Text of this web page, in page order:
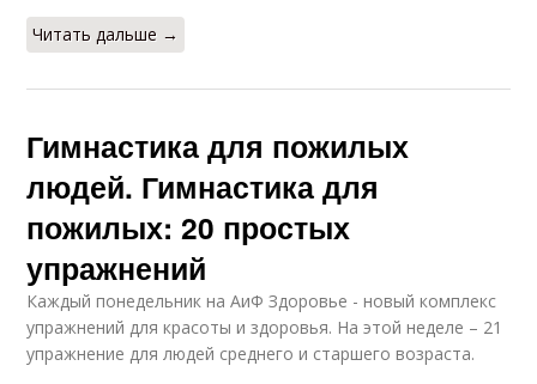
Читать дальше →
Гимнастика для пожилых
людей. Гимнастика для
пожилых: 20 простых
упражнений
Каждый понедельник на АиФ Здоровье - новый комплекс
упражнений для красоты и здоровья. На этой неделе – 21
упражнение для людей среднего и старшего возраста.